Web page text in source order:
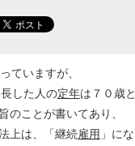
ていますが、
した人の定年は７０歳と
のことが書いてあり、
上は、「継続雇用 」にな
に投稿しますか？
い